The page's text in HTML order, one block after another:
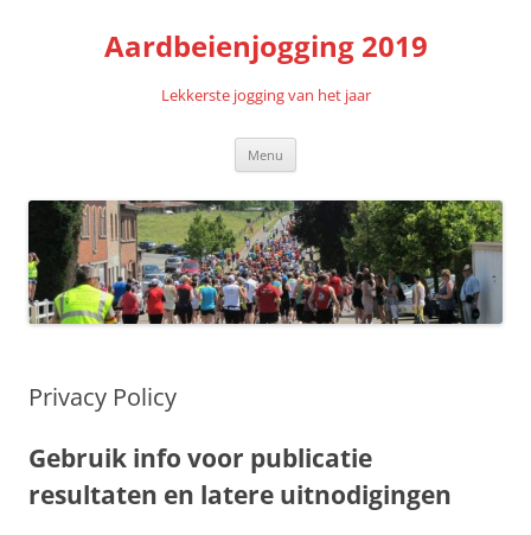
Aardbeienjogging 2019
Lekkerste jogging van het jaar
Menu
Privacy Policy
Gebruik info voor publicatie
resultaten en latere uitnodigingen